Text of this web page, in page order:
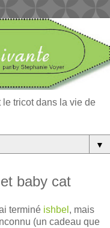
le tricot dans la vie de
▼
baby cat
terminé ishbel , mais
(un cadeau que